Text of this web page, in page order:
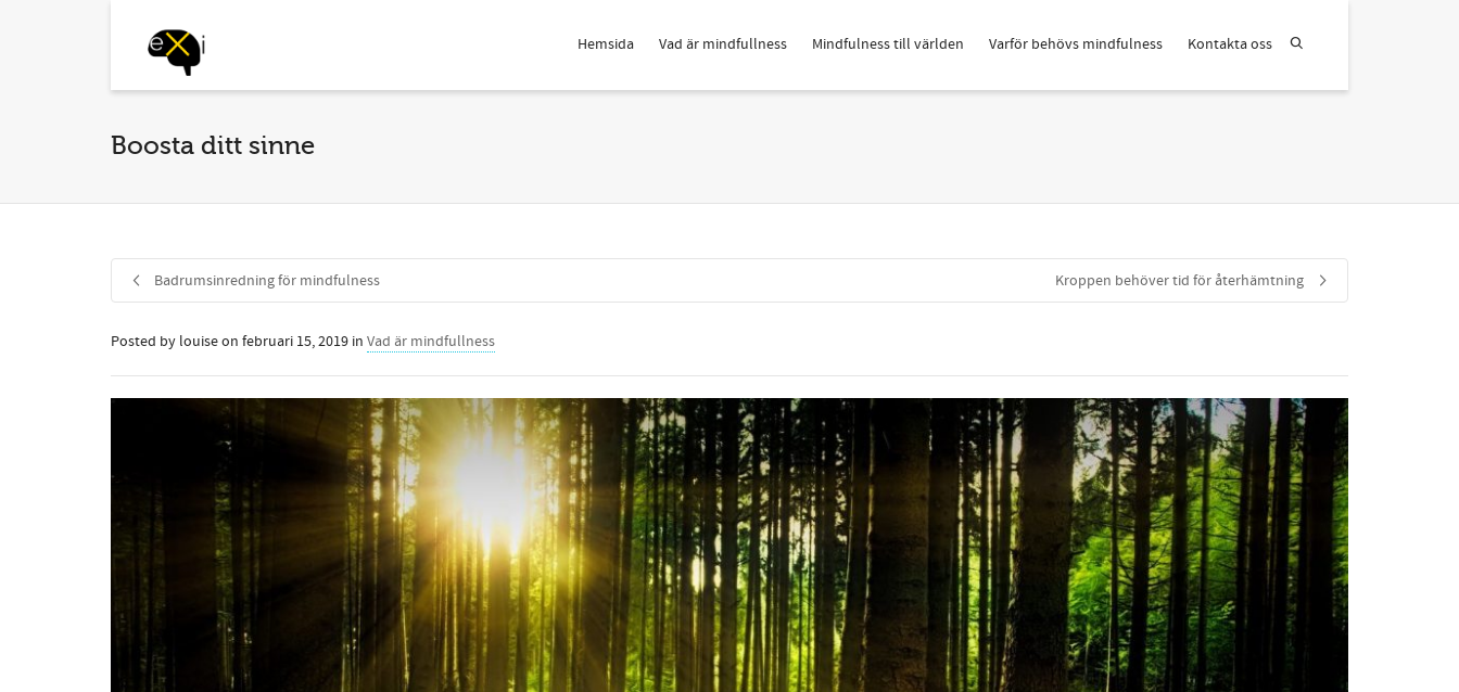
Hemsida Vad är mindfullness Mindfulness till världen Varför behövs mindfulness Kontakta oss
Boosta ditt sinne
Badrumsinredning för mindfulness Kroppen behöver tid för återhämtning
Posted by louiseon februari 15, 2019 in Vad är mindfullness